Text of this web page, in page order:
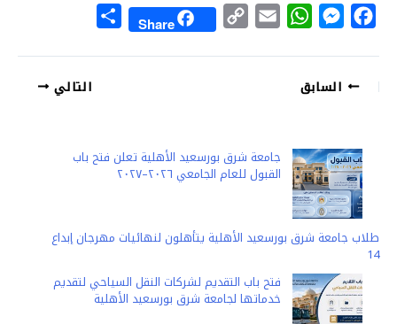
c
e
o
k
M
s
s
g
e
r
W
a
p
E
a
C
o
p
n
k
Share
a
r
السابق التالي
جامعة شرق بورسعيد الأهلية تعلن فتح باب
القبول للعام الجامعي ٢٠٢٦–٢٠٢٧
طلاب جامعة شرق بورسعيد الأهلية يتأهلون لنهائيات مهرجان إبداع
14
فتح باب التقديم لشركات النقل السياحي لتقديم
خدماتها لجامعة شرق بورسعيد الأهلية